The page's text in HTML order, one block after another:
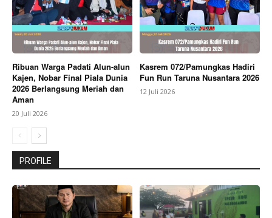
Ribuan Warga Padati Alun-alun
Kajen, Nobar Final Piala Dunia
2026 Berlangsung Meriah dan
Aman
20 Juli 2026
Kasrem 072/Pamungkas Hadiri
Fun Run Taruna Nusantara 2026
12 Juli 2026
PROFILE